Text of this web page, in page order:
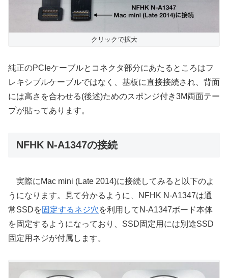
クリックで拡大
純正のPCIeケーブルとコネクタ部分にあたるところはフ
レキシブルケーブルではなく、基板に直接接続され、背面
には高さを合わせる(後述)ためのスポンジ付き3M両面テー
プが貼ってあります。
NFHK N-A1347の接続
実際にMac mini (Late 2014)に接続してみると以下のよ
うになります。見て分かるように、NFHK N-A1347は通
常SSDを固定するネジ穴を利用してN-A1347ボード本体
を固定するようになっており、SSD固定用には別途SSD
固定用ネジが付属します。